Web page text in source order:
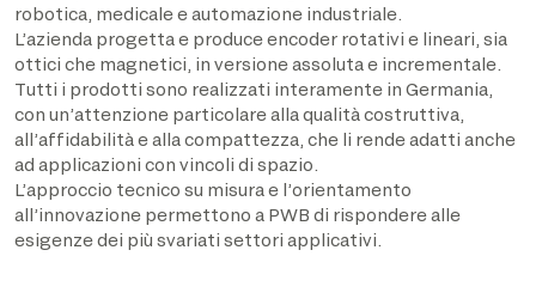
robotica, medicale e automazione industriale.
L’azienda progetta e produce encoder rotativi e lineari, sia
ottici che magnetici, in versione assoluta e incrementale.
Tutti i prodotti sono realizzati interamente in Germania,
con un’attenzione particolare alla qualità costruttiva,
all’affidabilità e alla compattezza, che li rende adatti anche
ad applicazioni con vincoli di spazio.
L’approccio tecnico su misura e l’orientamento
all’innovazione permettono a PWB di rispondere alle
esigenze dei più svariati settori applicativi.